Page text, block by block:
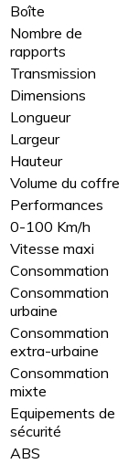
Boîte
Nombre de
rapports
Transmission
Dimensions
Longueur
Largeur
Hauteur
Volume du coffre
Performances
0-100 Km/h
Vitesse maxi
Consommation
Consommation
urbaine
Consommation
extra-urbaine
Consommation
mixte
Equipements de
sécurité
ABS